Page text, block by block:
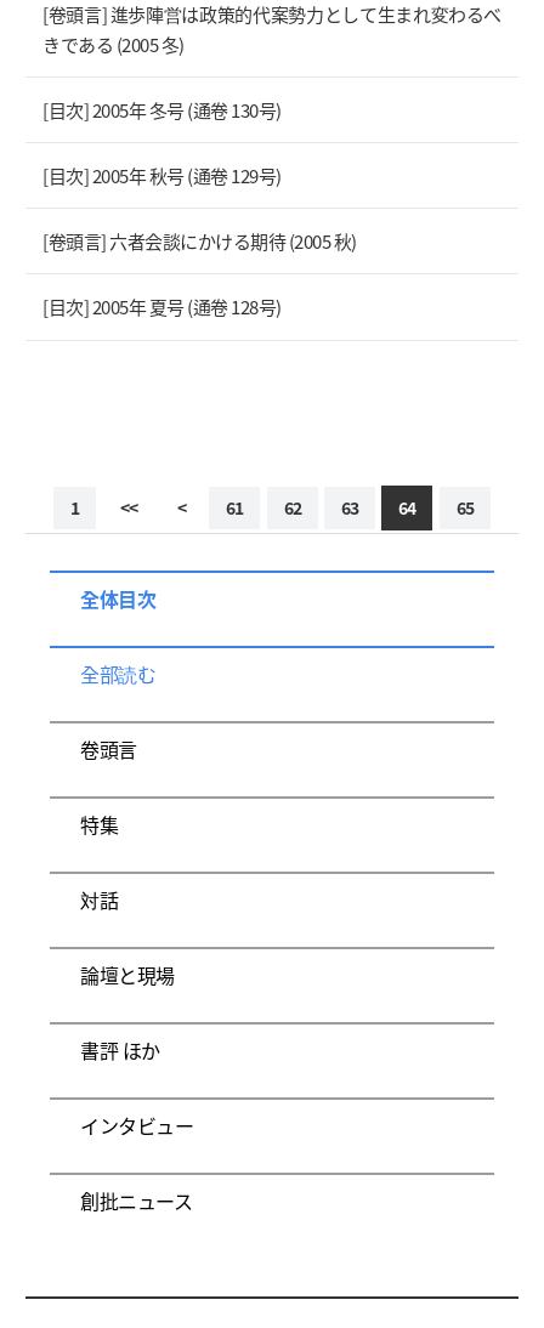
[卷頭言] 進歩陣営は政策的代案勢力として生まれ変わるべ
きである (2005 冬)
[目次] 2005年 冬号 (通卷 130号)
[目次] 2005年 秋号 (通卷 129号)
[卷頭言] 六者会談にかける期待 (2005 秋)
[目次] 2005年 夏号 (通卷 128号)
1 << < 61 62 63 64 65
全体目次
全部読む
卷頭言
特集
対話
論壇と現場
書評 ほか
インタビュー
創批ニュース